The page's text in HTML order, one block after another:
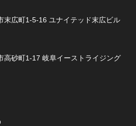
広町1-5-16 ユナイテッド末広ビル
砂町1-17 岐阜イーストライジング